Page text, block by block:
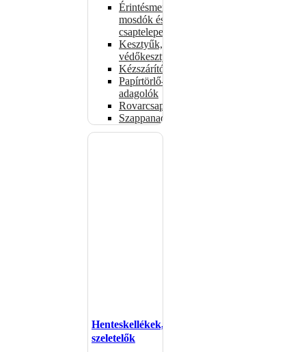
Érintésmentes
mosdók és
csaptelepek
Kesztyűk,
védőkesztyűk
Kézszárítók
Papírtörlő-
adagolók
Rovarcsapdák
Szappanadagolók
Henteskellékek,
szeletelők